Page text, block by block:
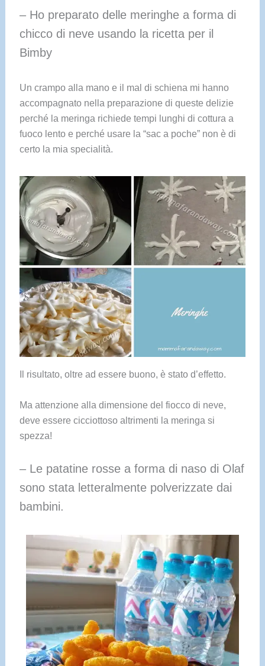
– Ho preparato delle meringhe a forma di
chicco di neve usando la ricetta per il
Bimby
Un crampo alla mano e il mal di schiena mi hanno
accompagnato nella preparazione di queste delizie
perché la meringa richiede tempi lunghi di cottura a
fuoco lento e perché usare la “sac a poche” non è di
certo la mia specialità.
Il risultato, oltre ad essere buono, è stato d’effetto.
Ma attenzione alla dimensione del fiocco di neve,
deve essere cicciottoso altrimenti la meringa si
spezza!
– Le patatine rosse a forma di naso di Olaf
sono stata letteralmente polverizzate dai
bambini.